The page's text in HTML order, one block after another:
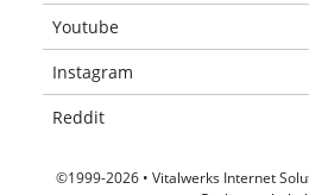
Youtube
Instagram
Reddit
©1999-2026 • Vitalwerks Internet